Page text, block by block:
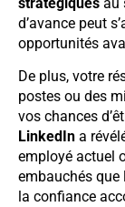
d’avance peut
opportunités
De plus, votre
postes ou des
vos chances
LinkedIn a
employé actuel
embauchés que
la confiance